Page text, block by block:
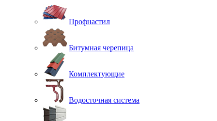
Профнастил
Битумная черепица
Комплектующие
Водосточная система